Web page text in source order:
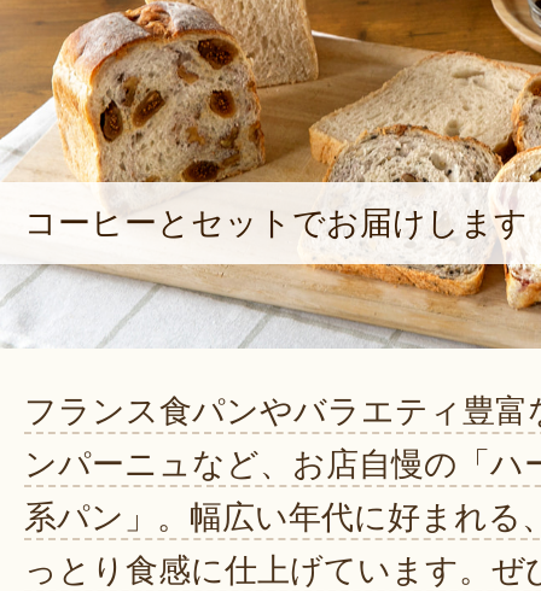
コーヒーとセットでお届けします
フランス食パンやバラエティ豊富
ンパーニュなど、お店自慢の「ハ
系パン」。幅広い年代に好まれる
っとり食感に仕上げています。ぜ